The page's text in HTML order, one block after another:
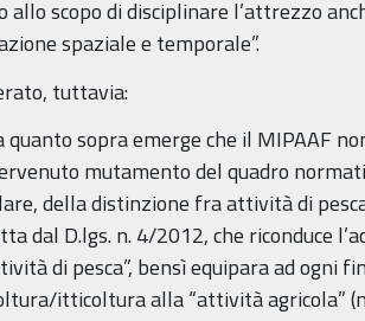
allo scopo di disciplinare l’attrezzo
spaziale e temporale”.
tuttavia:
quanto sopra emerge che il MIPAAF
mutamento del quadro
della distinzione fra attività di
dal D.lgs. n. 4/2012, che riconduce
di pesca”, bensì equipara ad ogni
itticoltura alla “attività agricola”